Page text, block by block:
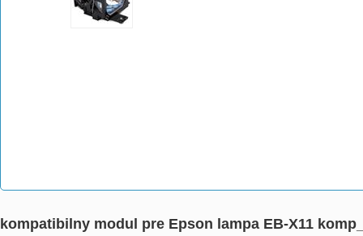
kompatibilny modul pre Epson lampa EB-X11